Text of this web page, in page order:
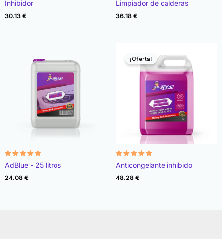
con
4.91
de 5
Inhibidor
30.13 €
con
4.90
de 5
Limpiador de calderas
36.18 €
Valorado
con
4.97
de 5
AdBlue - 25 litros
24.08 €
¡Oferta!
Valorado
con
4.85
de 5
Anticongelante inhibido
48.28 €